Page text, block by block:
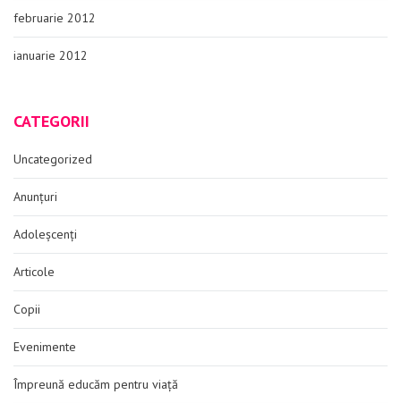
februarie 2012
ianuarie 2012
CATEGORII
Uncategorized
Anunțuri
Adoleșcenți
Articole
Copii
Evenimente
Împreună educăm pentru viață